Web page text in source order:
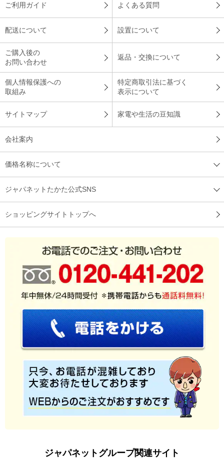
ご利用ガイド よくある質問
配送について 設置について
ご購入後の
お問い合わせ
返品・交換について
個人情報保護への
取組み
特定商取引法に基づく
表示について
サイトマップ 家電や生活の豆知識
会社案内
価格名称について
ジャパネットたかた公式SNS
ショッピングサイトトップへ
ジャパネットグループ関連サイト